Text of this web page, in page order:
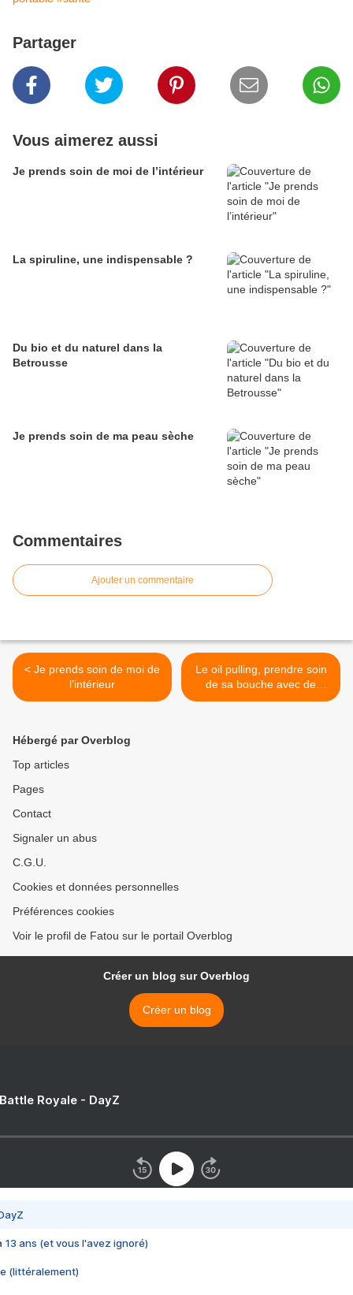
Partager
Vous aimerez aussi
Je prends soin de moi de l’intérieur
La spiruline, une indispensable ?
Du bio et du naturel dans la
Betrousse
Je prends soin de ma peau sèche
Commentaires
Ajouter un commentaire
< Je prends soin de moi de
l’intérieur
Le oil pulling, prendre soin
de sa bouche avec de
l’huile de coco >
Hébergé par Overblog
Top articles
Pages
Contact
Signaler un abus
C.G.U.
Cookies et données personnelles
Préférences cookies
Voir le profil de Fatou sur le portail Overblog
Créer un blog sur Overblog
Créer un blog
Royale - DayZ
13 ans (et vous l'avez ignoré)
(littéralement)